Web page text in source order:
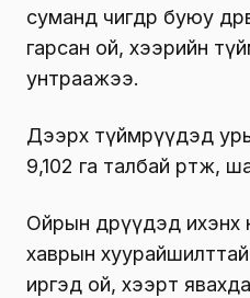
суманд өчигдөр буюу
гарсан ой, хээрийн
унтраажээ.
Дээрх түймрүүдэд
9,102 га талбай өртөж,
Ойрын өдрүүдэд ихэнх
хаврын
иргэд ой, хээрт